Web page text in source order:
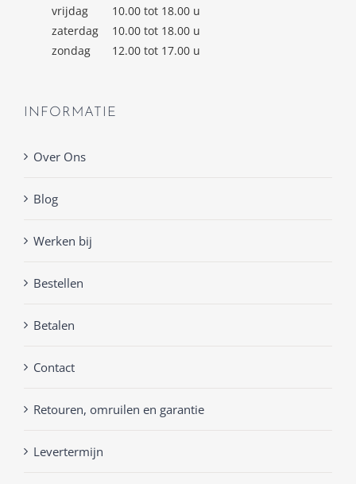
vrijdag
10.00 tot 18.00 u
zaterdag
10.00 tot 18.00 u
zondag
12.00 tot 17.00 u
INFORMATIE
Over Ons
Blog
Werken bij
Bestellen
Betalen
Contact
Retouren, omruilen en garantie
Levertermijn